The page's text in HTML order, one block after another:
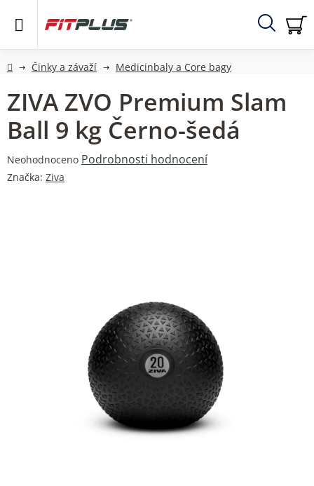
Hledat
DomůČinky a závaží Medicinbaly a Core bagy
ZIVA ZVO Premium Slam
Ball 9 kg Černo-šedá
Průměrné
hodnocení
Neohodnoceno Podrobnosti hodnocení
Značka: Ziva